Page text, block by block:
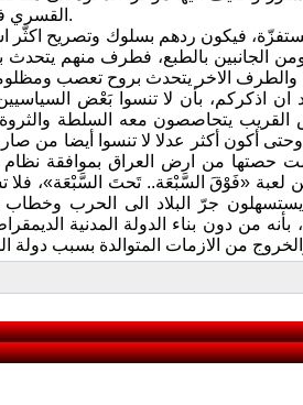
القسري في المناطق المتنازع عليها.
فيكون ردهم بسلوك وتصريح اكثّر
الجانبين بالطبع، فطرف منهم يتحدث
بأن لا تنسوا بَعْض
القريب يتحاصصون معه السلطة
أكون أكثر عدلا لا تنسوا أيضا من
حصتها من ارض العراق بموافقة
«فَوْقَ السَّبْعَة.. تَحتَ السَّبْعَة»، فلا
جرّ البلاد الى الحرب وخطاب
من دون بناء الدولة المدنية